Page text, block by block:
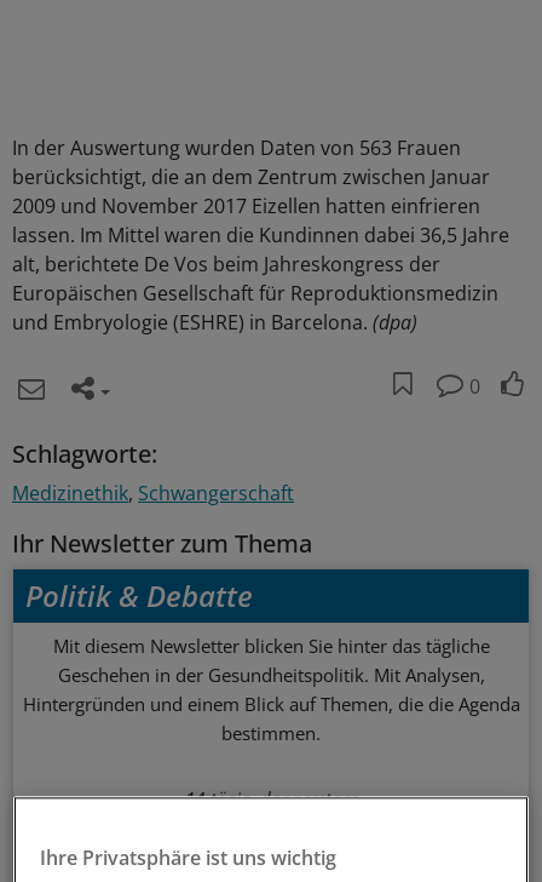
In der Auswertung wurden Daten von 563 Frauen
berücksichtigt, die an dem Zentrum zwischen Januar
2009 und November 2017 Eizellen hatten einfrieren
lassen. Im Mittel waren die Kundinnen dabei 36,5 Jahre
alt, berichtete De Vos beim Jahreskongress der
Europäischen Gesellschaft für Reproduktionsmedizin
und Embryologie (ESHRE) in Barcelona. (dpa)
0
Schlagworte:
Medizinethik Schwangerschaft
Ihr Newsletter zum Thema
Politik & Debatte
Mit diesem Newsletter blicken Sie hinter das tägliche
Geschehen in der Gesundheitspolitik. Mit Analysen,
Hintergründen und einem Blick auf Themen, die die Agenda
bestimmen.
14-tägig, donnerstags
Zum Abonnieren bitte anmelden
Ihre Privatsphäre ist uns wichtig